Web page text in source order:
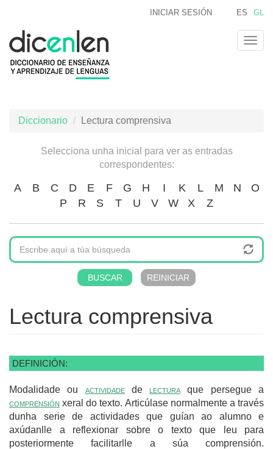
contido
principal
ES GL
INICIAR SESIÓN
Diccionario Lectura comprensiva
Selecciona unha inicial para ver as entradas
correspondentes:
A B C D E F G H I K L M N
O
P
R S T U V W X Z
Lectura comprensiva
DEFINICIÓN:
Modalidade ou actividadede lectura que persegue a
comprensión xeral do texto. Articúlase normalmente a través
dunha serie de actividades que guían ao alumno e
axúdanlle a reflexionar sobre o texto que leu para
posteriormente facilitarlle a súa comprensión.